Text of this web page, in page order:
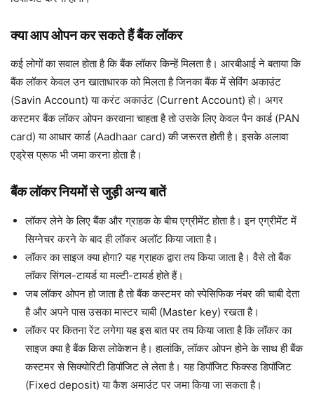
क्या आप ओपन कर सकते हैं बैंक लॉकर
कई लोगों का सवाल होता है कि बैंक लॉकर किन्हें मिलता है। आरबीआई ने बताया कि
बैंक लॉकर केवल उन खाताधारक को मिलता है जिनका बैंक में सेविंग अकाउंट
(Savin Account) या करंट अकाउंट (Current Account) हो। अगर
कस्टमर बैंक लॉकर ओपन करवाना चाहता है तो उसके लिए केवल पैन कार्ड (PAN
card) या आधार कार्ड (Aadhaar card) की जरूरत होती है। इसके अलावा
एड्रेस प्रूफ भी जमा करना होता है।
बैंक लॉकर नियमों से जुड़ी अन्य बातें
लॉकर लेने के लिए बैंक और ग्राहक के बीच एग्रीमेंट होता है। इन एग्रीमेंट में
सिग्नेचर करने के बाद ही लॉकर अलॉट किया जाता है।
लॉकर का साइज क्या होगा? यह ग्राहक द्वारा तय किया जाता है। वैसे तो बैंक
लॉकर सिंगल-टायर्ड या मल्टी-टायर्ड होते हैं।
जब लॉकर ओपन हो जाता है तो बैंक कस्टमर को स्पेसिफिक नंबर की चाबी देता
है और अपने पास उसका मास्टर चाबी (Master key) रखता है।
लॉकर पर कितना रेंट लगेगा यह इस बात पर तय किया जाता है कि लॉकर का
साइज क्या है बैंक किस लोकेशन है। हालांकि, लॉकर ओपन होने के साथ ही बैंक
कस्टमर से सिक्योरिटी डिपॉजिट ले लेता है। यह डिपॉजिट फिक्स्ड डिपॉजिट
(Fixed deposit) या कैश अमाउंट पर जमा किया जा सकता है।